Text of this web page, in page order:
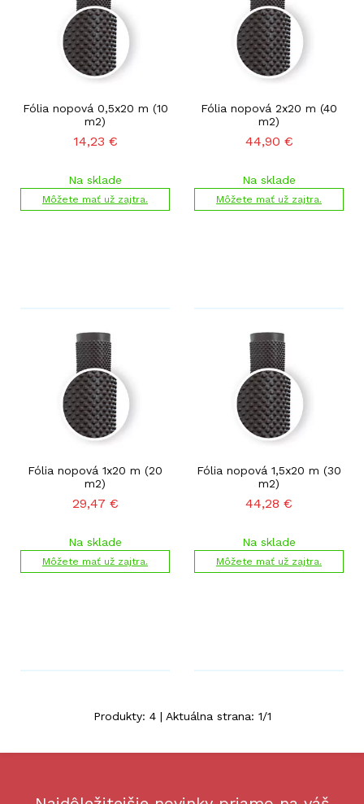
Fólia nopová 0,5x20 m (10
m2)
14,23 €
Na sklade
Môžete mať už zajtra.
Fólia nopová 2x20 m (40
m2)
44,90 €
Na sklade
Môžete mať už zajtra.
Fólia nopová 1x20 m (20
m2)
29,47 €
Na sklade
Môžete mať už zajtra.
Fólia nopová 1,5x20 m (30
m2)
44,28 €
Na sklade
Môžete mať už zajtra.
Produkty: 4| Aktuálna strana: 1/1